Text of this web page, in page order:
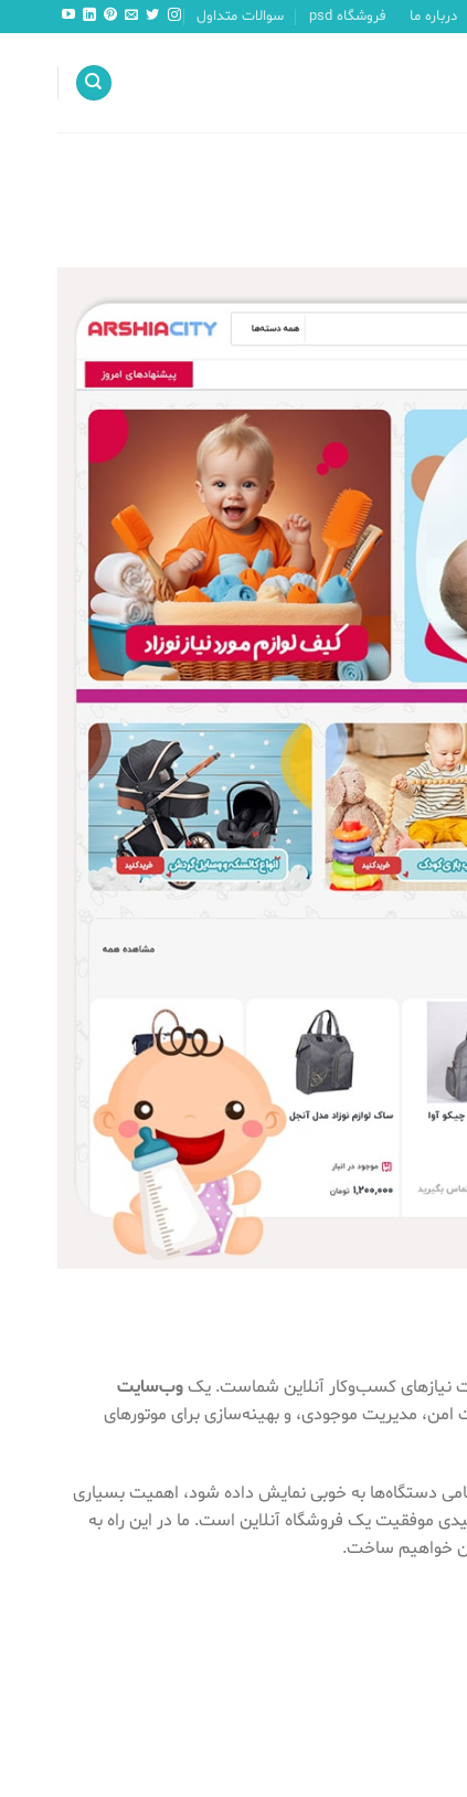
درباره ما فروشگاه psd سوالات متداول
نیازهای کسب‌وکار آنلاین شماست. یکوب‌سایت
امن، مدیریت موجودی، و بهینه‌سازی برای موتورهای
دستگاه‌ها به خوبی نمایش داده شود، اهمیت بسیاری
موفقیت یک فروشگاه آنلاین است. ما در این راه به
خواهیم ساخت.